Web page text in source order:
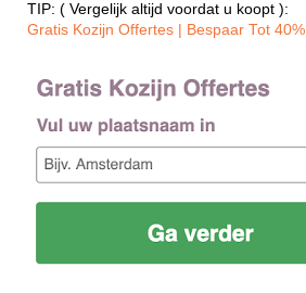
TIP: ( Vergelijk altijd voordat u koopt ):
Gratis Kozijn Offertes | Bespaar Tot 40%‎